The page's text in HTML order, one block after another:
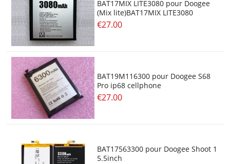
BAT17MIX LITE3080 pour Doogee
(Mix lite)BAT17MIX LITE3080
€27.00
BAT19M116300 pour Doogee S68
Pro ip68 cellphone
€27.00
BAT17563300 pour Doogee Shoot 1
5.5inch